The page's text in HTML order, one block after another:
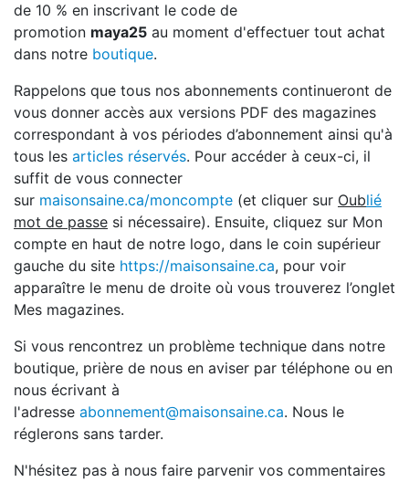
de 10 % en inscrivant le code de
promotion maya25 au moment d'effectuer tout achat
dans notre boutique.
Rappelons que tous nos abonnements continueront de
vous donner accès aux versions PDF des magazines
correspondant à vos périodes d’abonnement ainsi qu'à
tous les articles réservés. Pour accéder à ceux-ci, il
suffit de vous connecter
sur maisonsaine.ca/moncompte (et cliquer sur Oublié
mot de passe si nécessaire). Ensuite, cliquez sur Mon
compte en haut de notre logo, dans le coin supérieur
gauche du site https://maisonsaine.ca, pour voir
apparaître le menu de droite où vous trouverez l’onglet
Mes magazines.
Si vous rencontrez un problème technique dans notre
boutique, prière de nous en aviser par téléphone ou en
nous écrivant à
l'adresse abonnement@maisonsaine.ca. Nous le
réglerons sans tarder.
N'hésitez pas à nous faire parvenir vos commentaires